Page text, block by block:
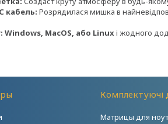
кабель: Розрядилася мишка в
Windows, MacOS, або Linuxі жодного
Комплектуючі
Матрицы для